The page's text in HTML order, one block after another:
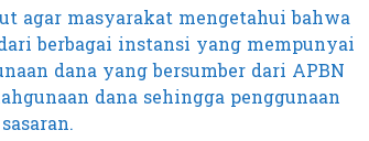
agar masyarakat mengetahui bahwa
berbagai instansi yang mempunyai
dana yang bersumber dari APBN
dana sehingga penggunaan